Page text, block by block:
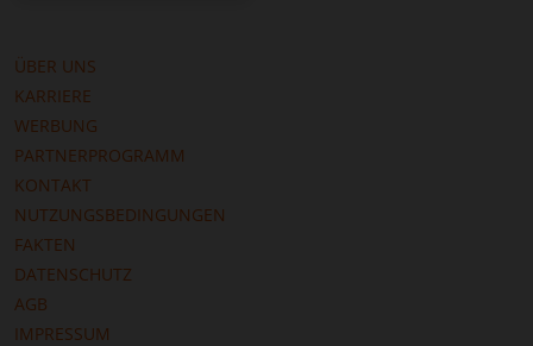
den Stadtparks, Ausflüge in die umliegenden Wälder
oder Besuche lokaler Märkte fördern Bewegung und
Wohlbefinden. Betreuungskräfte können diese
Aktivitäten gezielt in den Tagesablauf integrieren,
immer angepasst an die Mobilität und Wünsche des
Pflegebedürftigen.
Auch das soziale Umfeld in Albstadt ist ein wichtiger
Faktor. Die Stadt bietet zahlreiche Seniorengruppen,
Vereine und Nachbarschaftsinitiativen, die
ÜBER UNS
KARRIERE
WERBUNG
PARTNERPROGRAMM
KONTAKT
NUTZUNGSBEDINGUNGEN
FAKTEN
DATENSCHUTZ
AGB
IMPRESSUM